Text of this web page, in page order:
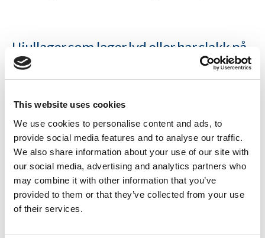
This website uses cookies
We use cookies to personalise content and ads, to
provide social media features and to analyse our traffic.
We also share information about your use of our site with
our social media, advertising and analytics partners who
may combine it with other information that you’ve
provided to them or that they’ve collected from your use
of their services.
Hjullager som lager lyd eller har slakk på
din Luholvagnen
Mislyder, vibrasjoner eller unormal slakk i hjullageret er
som inkluderer hjullager – verkstedet får alt de trenger for
å utbedre feilen.
Fire nivåer – velg etter behov